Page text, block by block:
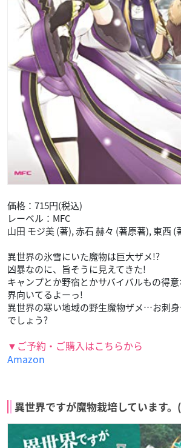
価格：715円(税込)
レーベル：MFC
山田 モジ美 (著), 赤石 赫々 (著原著), 東西 (
異世界の氷雪にいた魔物は巨大ザメ!?
凶暴なのに、旨そうに見えてきた!
キャンプとか野宿とかサバイバルもの得
界向いてるよーっ!
異世界の寒い地域の野生魔物ザメ…お刺
でしょう?
▼ご予約・ご購入はこちらから
Amazon
異世界ですが魔物栽培しています。